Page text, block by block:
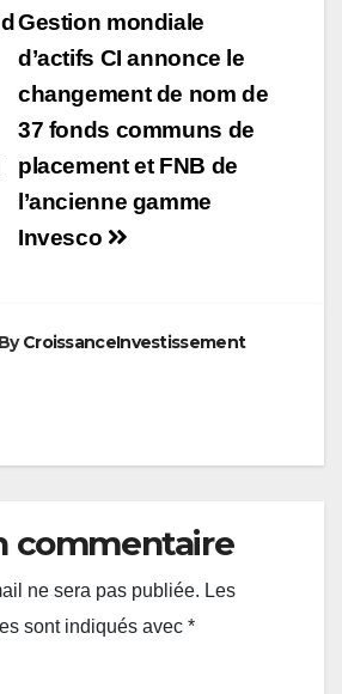
Gestion mondiale
d’actifs CI annonce le
changement de nom de
37 fonds communs de
placement et FNB de
l’ancienne gamme
Invesco
ByCroissanceInvestissement
commentaire
ne sera pas publiée. Les
sont indiqués avec *